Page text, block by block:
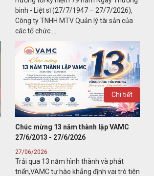
binh - Liệt sĩ (27/7/1947 – 27/7/2026),
Công ty TNHH MTV Quản lý tài sản của
các tổ chức ...
Chi tiết
Chúc mừng 13 năm thành lập VAMC
27/6/2013 - 27/6/2026
27/06/2026
Trải qua 13 năm hình thành và phát
triển,VAMC tự hào khẳng định vai trò tiên